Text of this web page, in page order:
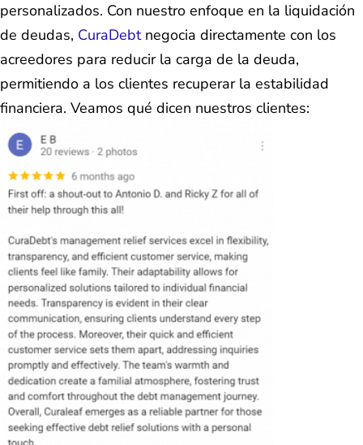
personalizados. Con nuestro enfoque en la liquidación
de deudas, CuraDebtnegocia directamente con los
acreedores para reducir la carga de la deuda,
permitiendo a los clientes recuperar la estabilidad
financiera. Veamos qué dicen nuestros clientes: